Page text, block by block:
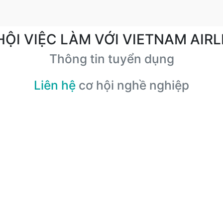
VIỆC LÀM VỚI VIETNAM
Thông tin tuyển dụng
Liên hệ cơ hội nghề nghiệp